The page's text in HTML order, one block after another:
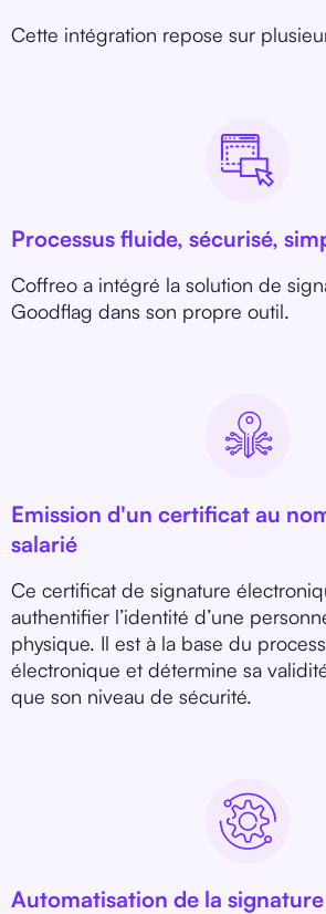
Cette intégration repose sur
Processus fluide, sécurisé,
Coffreo a intégré la solution de
Goodflag dans son propre outil.
Emission d'un certificat au
salarié
Ce certificat de signature
authentifier l’identité d’une
physique. Il est à la base du
électronique et détermine sa
que son niveau de sécurité.
Automatisation de la signature